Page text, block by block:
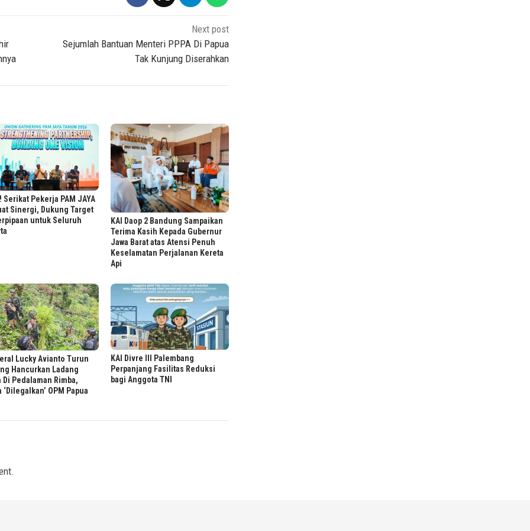
Next post
Sejumlah Bantuan Menteri PPPA Di Papua
Tak Kunjung Diserahkan
Serikat Pekerja PAM JAYA
Sinergi, Dukung Target
untuk Seluruh
KAI Daop 2 Bandung Sampaikan
Terima Kasih Kepada Gubernur
Jawa Barat atas Atensi Penuh
Keselamatan Perjalanan Kereta
Api
Lucky Avianto Turun
Hancurkan Ladang
Di Pedalaman Rimba,
‘Dilegalkan’ OPM Papua
KAI Divre III Palembang
Perpanjang Fasilitas Reduksi
bagi Anggota TNI